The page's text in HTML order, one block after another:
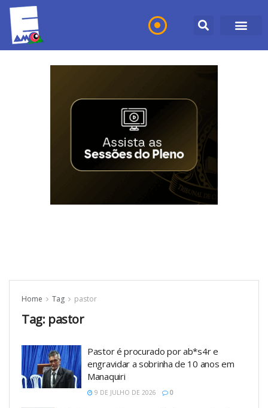
Home Tag pastor
Tag: pastor
Pastor é procurado por ab*s4r e
engravidar a sobrinha de 10 anos em
Manaquiri
9 DE JULHO DE 2026 0